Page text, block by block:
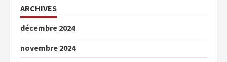
ARCHIVES
décembre 2024
novembre 2024